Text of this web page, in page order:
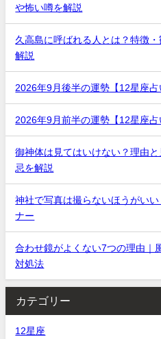
や怖い噂を解説
久高島に呼ばれる人とは？特徴
解説
2026年9月後半の運勢【12星座占
2026年9月前半の運勢【12星座占
御神体は見てはいけない？理由
忌を解説
神社で写真は撮らないほうがい
ナー
合わせ鏡がよくない7つの理由｜
対処法
カテゴリー
12星座